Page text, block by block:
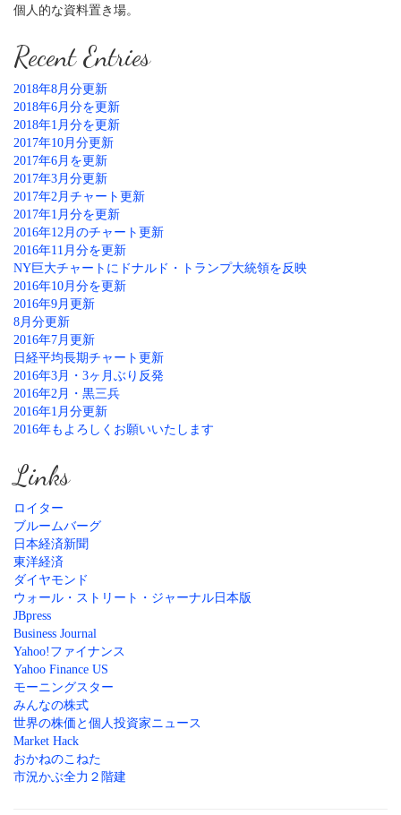
個人的な資料置き場。
Recent Entries
2018年8月分更新
2018年6月分を更新
2018年1月分を更新
2017年10月分更新
2017年6月を更新
2017年3月分更新
2017年2月チャート更新
2017年1月分を更新
2016年12月のチャート更新
2016年11月分を更新
NY巨大チャートにドナルド・トランプ大統領を反映
2016年10月分を更新
2016年9月更新
8月分更新
2016年7月更新
日経平均長期チャート更新
2016年3月・3ヶ月ぶり反発
2016年2月・黒三兵
2016年1月分更新
2016年もよろしくお願いいたします
Links
ロイター
ブルームバーグ
日本経済新聞
東洋経済
ダイヤモンド
ウォール・ストリート・ジャーナル日本版
JBpress
Business Journal
Yahoo!ファイナンス
Yahoo Finance US
モーニングスター
みんなの株式
世界の株価と個人投資家ニュース
Market Hack
おかねのこねた
市況かぶ全力２階建